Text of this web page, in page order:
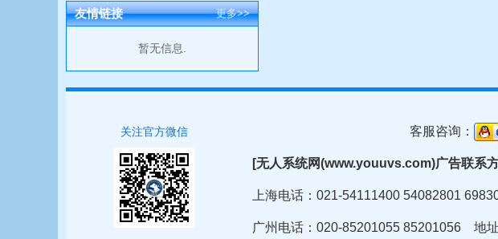
友情链接 更多>>
暂无信息.
客服咨询：
[无人系统网(www.youuvs.com)广告联系
上海电话：021-54111400 54082801
广州电话：020-85201055 85201056 地址
关注官方微信